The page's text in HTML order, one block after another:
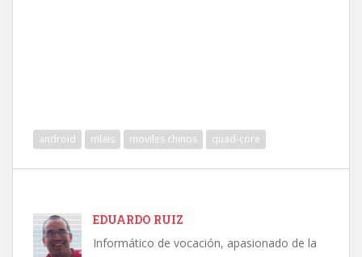
android mlais moviles chinos quad-core
EDUARDO RUIZ
Informático de vocación, apasionado de la